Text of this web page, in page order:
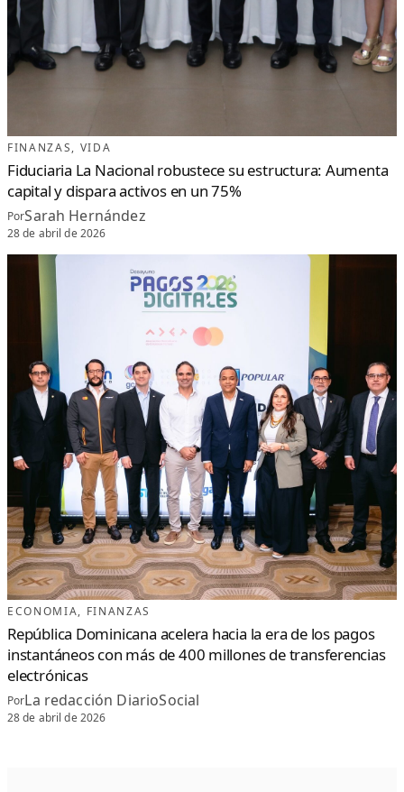
FINANZAS, VIDA
Fiduciaria La Nacional robustece su estructura: Aumenta
capital y dispara activos en un 75%
PorSarah Hernández
28 de abril de 2026
ECONOMIA, FINANZAS
República Dominicana acelera hacia la era de los pagos
instantáneos con más de 400 millones de transferencias
electrónicas
PorLa redacción DiarioSocial
28 de abril de 2026